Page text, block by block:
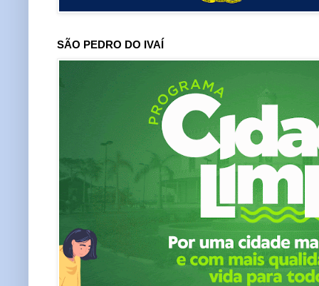
SÃO PEDRO DO IVAÍ